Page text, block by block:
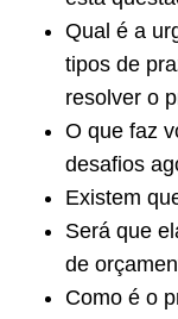
Qual é a
tipos de
resolver o
O que faz
desafios
Existem
Será que
de
Como é o